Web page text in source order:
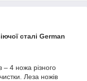
сталі German
– 4 ножа різного
Леза ножів